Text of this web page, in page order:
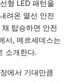
형 LED 패턴을
려온 열선 안전
탑승하면 안전
서, 메르세데스는
소개한다.
에서 기대만큼